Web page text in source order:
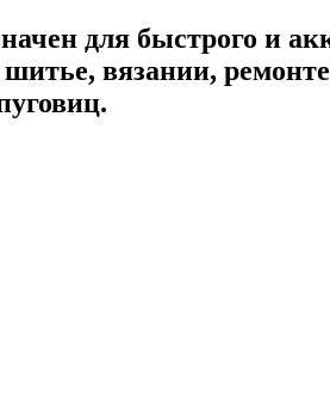
для быстрого и
вязании,